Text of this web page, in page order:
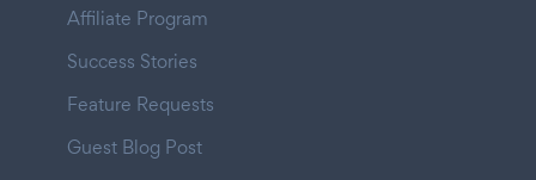
Affiliate Program
Success Stories
Feature Requests
Guest Blog Post